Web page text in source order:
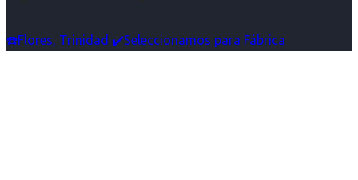
☎️Flores, Trinidad ✔️Seleccionamos para Fábrica